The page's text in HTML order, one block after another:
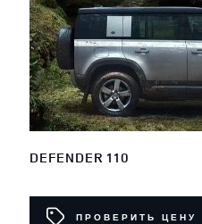
DEFENDER 110
ПРОВЕРИТЬ ЦЕНУ